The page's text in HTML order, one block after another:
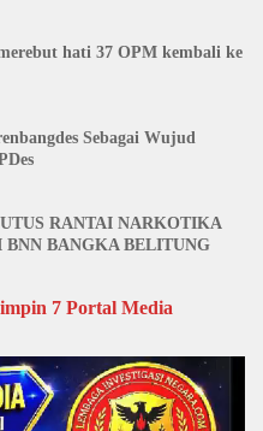
hati 37 OPM kembali ke
Sebagai Wujud
RANTAI NARKOTIKA
BNN BANGKA BELITUNG
7 Portal Media